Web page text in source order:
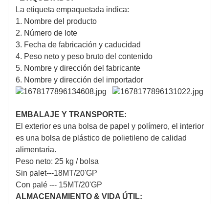
La etiqueta empaquetada indica:
1. Nombre del producto
2. Número de lote
3. Fecha de fabricación y caducidad
4. Peso neto y peso bruto del contenido
5. Nombre y dirección del fabricante
6. Nombre y dirección del importador
EMBALAJE Y TRANSPORTE:
El exterior es una bolsa de papel y polímero, el interior
es una bolsa de plástico de polietileno de calidad
alimentaria.
Peso neto: 25 kg / bolsa
Sin palet---18MT/20'GP
Con palé --- 15MT/20'GP
ALMACENAMIENTO & VIDA ÚTIL: